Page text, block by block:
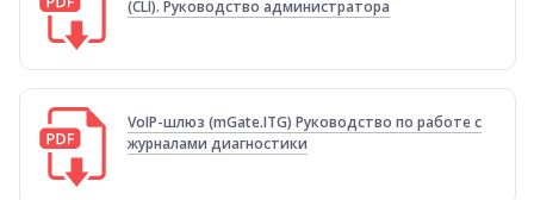
(CLI). Руководство администратора
VoIP-шлюз (mGate.ITG) Руководство по работе с
журналами диагностики